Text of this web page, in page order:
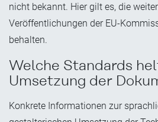
nicht bekannt. Hier gilt es, die
Veröffentlichungen der EU-
behalten.
Welche Standards
Umsetzung der
Konkrete Informationen zur